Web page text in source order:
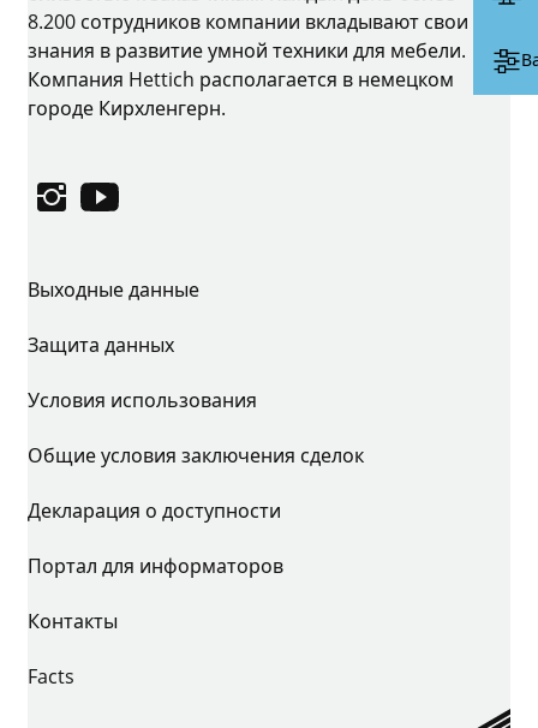
8.200 сотрудников компании вкладывают свои
знания в развитие умной техники для мебели.
Компания Hettich располагается в немецком
городе Кирхленгерн.
InstagramYouTube
Выходные данные
Защита данных
Условия использования
Общие условия заключения сделок
Декларация о доступности
Портал для информаторов
Контакты
Facts